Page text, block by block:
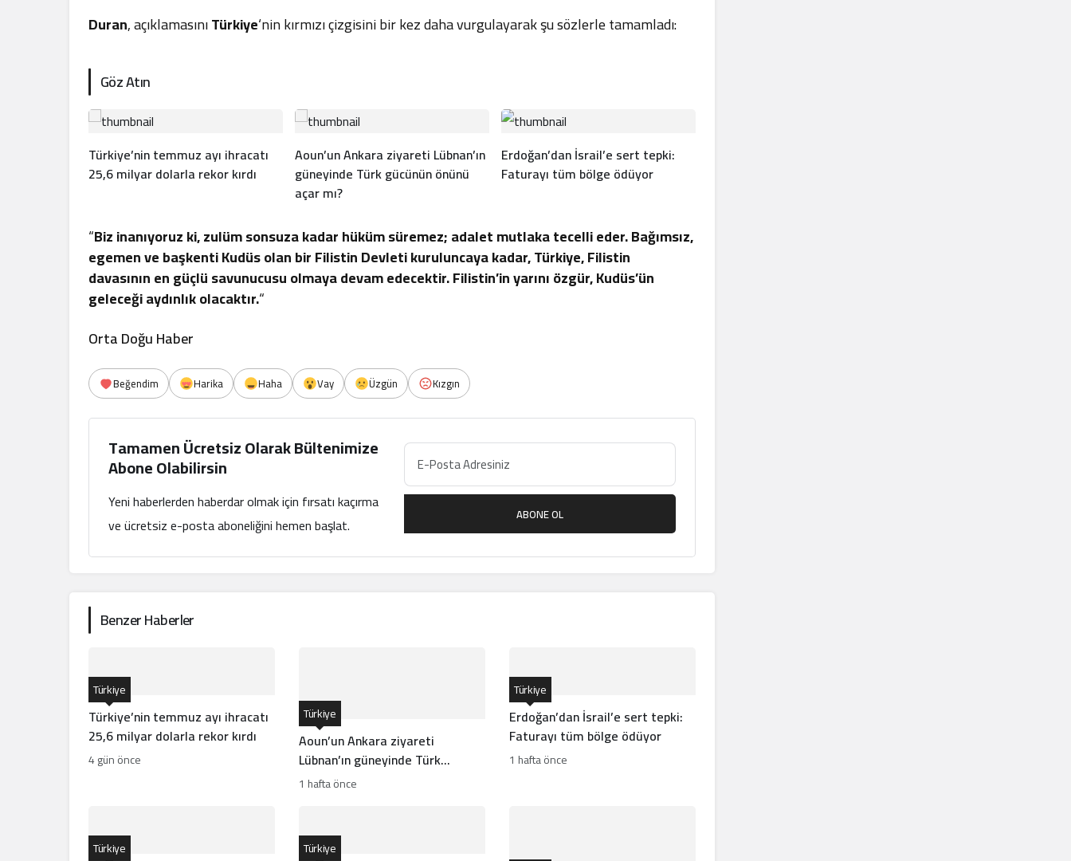
Duran, açıklamasınıTürkiye‘nin kırmızı çizgisini bir kez daha vurgulayarak şu sözlerle tamamladı:
Göz Atın
Türkiye’nin temmuz ayı ihracatı
25,6 milyar dolarla rekor kırdı
Aoun’un Ankara ziyareti Lübnan’ın
güneyinde Türk gücünün önünü
açar mı?
Erdoğan’dan İsrail’e sert tepki:
Faturayı tüm bölge ödüyor
“Biz inanıyoruz ki, zulüm sonsuza kadar hüküm süremez; adalet mutlaka tecelli eder. Bağımsız,
egemen ve başkenti Kudüs olan bir Filistin Devleti kuruluncaya kadar, Türkiye, Filistin
davasının en güçlü savunucusu olmaya devam edecektir. Filistin’in yarını özgür, Kudüs’ün
geleceği aydınlık olacaktır.“
Orta Doğu Haber
Beğendim Harika Haha Vay Üzgün Kızgın
Tamamen Ücretsiz Olarak Bültenimize
Abone Olabilirsin
Yeni haberlerden haberdar olmak için fırsatı kaçırma
ve ücretsiz e-posta aboneliğini hemen başlat.
ABONE OL
Benzer Haberler
Türkiye’nin temmuz ayı ihracatı
25,6 milyar dolarla rekor kırdı
Türkiye
4 gün önce
Aoun’un Ankara ziyareti
Lübnan’ın güneyinde Türk
gücünün önünü açar mı?
Türkiye
1 hafta önce
Erdoğan’dan İsrail’e sert tepki:
Faturayı tüm bölge ödüyor
Türkiye
1 hafta önce
Türkiye Türkiye